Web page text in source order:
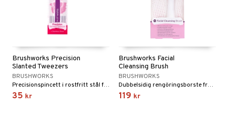
Brushworks Precision
Slanted Tweezers
BRUSHWORKS
Precisionspincett i rostfritt stål från Brushworks
35 kr
Brushworks Facial
Cleansing Brush
BRUSHWORKS
Dubbelsidig rengöringsborste från Brushworks
119 kr